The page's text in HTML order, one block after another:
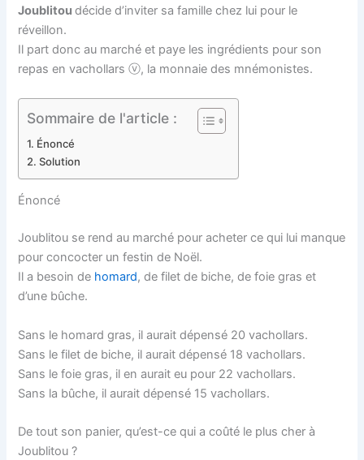
Joublitoudécide d’inviter sa famille chez lui pour le
réveillon.
Il part donc au marché et paye les ingrédients pour son
repas en vachollars ⓥ, la monnaie des mnémonistes.
Sommaire de l'article :
Énoncé
Solution
Énoncé
Joublitou se rend au marché pour acheter ce qui lui manque
pour concocter un festin de Noël.
Il a besoin de homard, de filet de biche, de foie gras et
d’une bûche.
Sans le homard gras, il aurait dépensé 20 vachollars.
Sans le filet de biche, il aurait dépensé 18 vachollars.
Sans le foie gras, il en aurait eu pour 22 vachollars.
Sans la bûche, il aurait dépensé 15 vachollars.
De tout son panier, qu’est-ce qui a coûté le plus cher à
Joublitou ?